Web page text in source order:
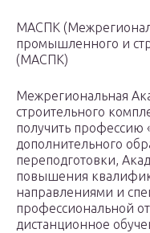
МАСПК
промышленного и
(МАСПК)
Межрегиональная
строительного
получить профессию
дополнительного
переподготовки,
повышения
направлениями и
профессиональной
дистанционное